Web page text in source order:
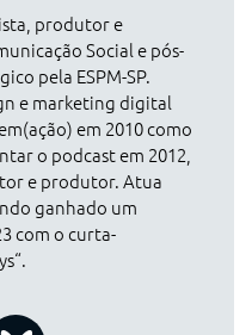
produtor e
Social e pós-
pela ESPM-SP.
e marketing digital
em 2010 como
o podcast em 2012,
e produtor. Atua
ganhado um
com o curta-